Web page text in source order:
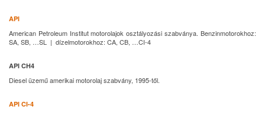
API
American Petroleum Institut motorolajok osztályozási szabványa. Benzinmotorokhoz:
SA, SB, …SL | dízelmotorokhoz: CA, CB, …CI-4
API CH4
Diesel üzemű amerikai motorolaj szabvány, 1995-től.
API CI-4